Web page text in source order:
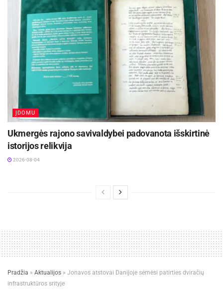
ĮDOMU
Ukmergės rajono savivaldybei padovanota išskirtinė
istorijos relikvija
2026-08-04
Pradžia » Aktualijos » Jonavos atstovai Danijoje sėmėsi patirties dviračių
infrastruktūros srityje